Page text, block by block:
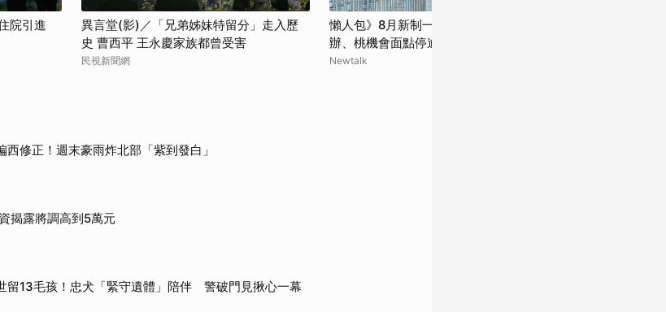
院引進
異言堂(影)／「兄弟姊妹特留分」走入歷
史 曹西平 王永慶家族都曾受害
民視新聞網
懶人包》8月新制一次看：青安貸款3.0開
辦、桃機會面點停逾3分鐘開罰
Newtalk
西修正！週末豪雨炸北部「紫到發白」
揭露將調高到5萬元
留13毛孩！忠犬「緊守遺體」陪伴 警破門見揪心一幕